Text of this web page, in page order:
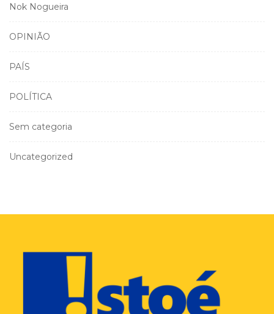
Nok Nogueira
OPINIÃO
PAÍS
POLÍTICA
Sem categoria
Uncategorized